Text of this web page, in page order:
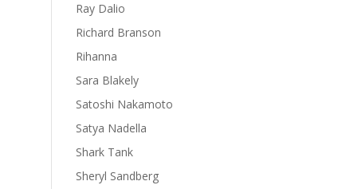
Ray Dalio
Richard Branson
Rihanna
Sara Blakely
Satoshi Nakamoto
Satya Nadella
Shark Tank
Sheryl Sandberg